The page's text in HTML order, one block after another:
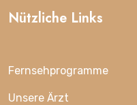
Nützliche Links
Fernsehprogramme
Unsere Ärzt